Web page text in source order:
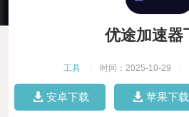
优途加速器
工具 时间：2025-10-29
安卓下载 苹果下载